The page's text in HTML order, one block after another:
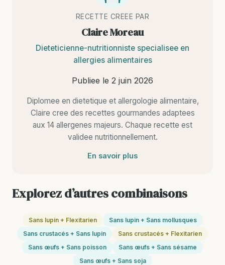
RECETTE CREEE PAR
Claire Moreau
Dieteticienne-nutritionniste specialisee en
allergies alimentaires
Publiee le 2 juin 2026
Diplomee en dietetique et allergologie alimentaire,
Claire cree des recettes gourmandes adaptees
aux 14 allergenes majeurs. Chaque recette est
validee nutritionnellement.
En savoir plus
Explorez d’autres combinaisons
Sans lupin + Flexitarien
Sans lupin + Sans mollusques
Sans crustacés + Sans lupin
Sans crustacés + Flexitarien
Sans œufs + Sans poisson
Sans œufs + Sans sésame
Sans œufs + Sans soja